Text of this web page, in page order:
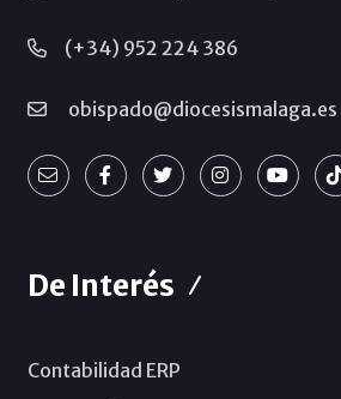
(+34) 952 224 386
obispado@diocesismalaga.es
De Interés
Contabilidad ERP